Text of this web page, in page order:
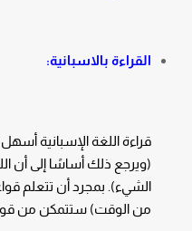
القراءة بالاسبانية:
قراءة اللغة الإسبانية أسهل
(ويرجع ذلك أساسًا إلى أن
الشيء). بمجرد أن تتعلم
من الوقت) ستتمكن من